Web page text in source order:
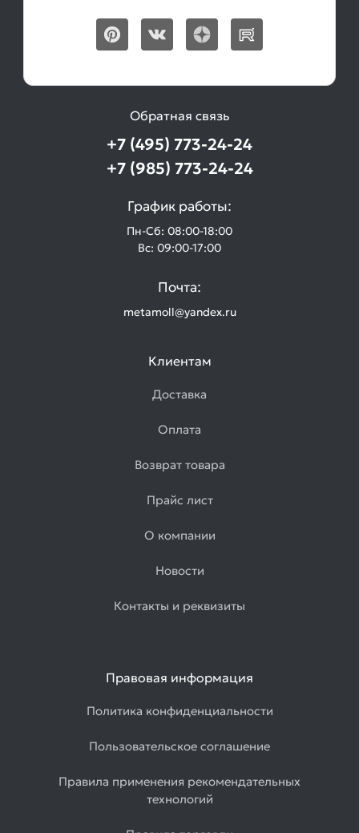
Обратная связь
+7 (495) 773-24-24
+7 (985) 773-24-24
График работы:
Пн-Сб: 08:00-18:00
Вс: 09:00-17:00
Почта:
metamoll@yandex.ru
Клиентам
Доставка
Оплата
Возврат товара
Прайс лист
О компании
Новости
Контакты и реквизиты
Правовая информация
Политика конфиденциальности
Пользовательское соглашение
Правила применения рекомендательных
технологий